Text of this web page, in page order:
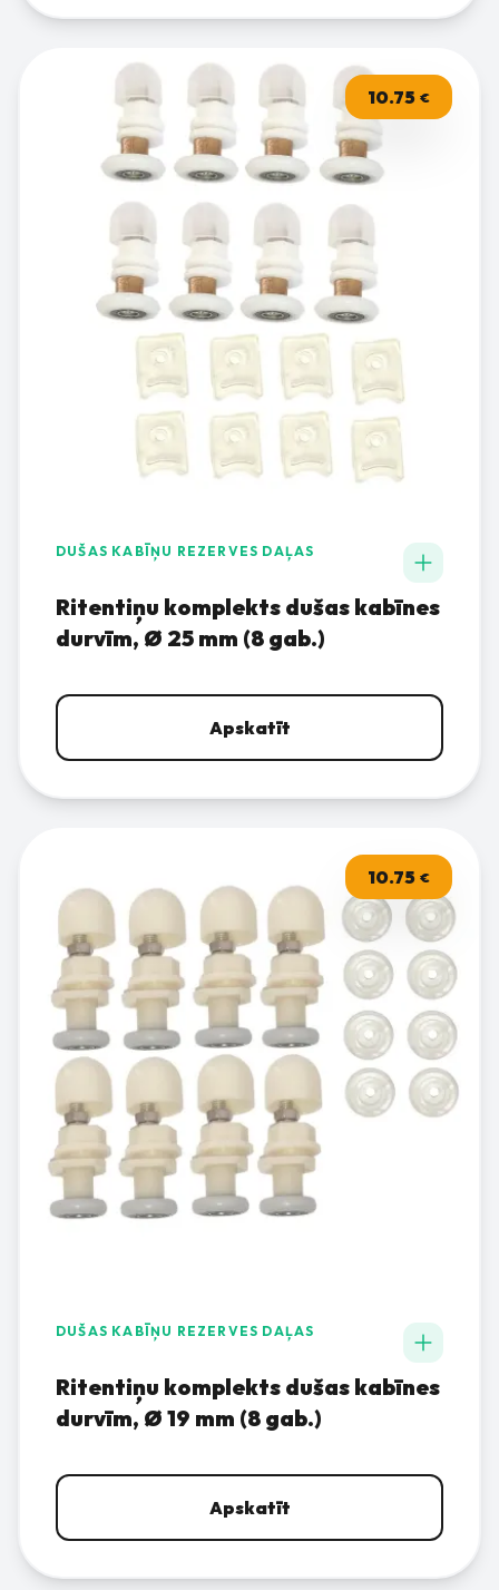
10.75 €
DUŠAS KABĪŅU REZERVES DAĻAS
Ritentiņu komplekts dušas kabīnes
durvīm, Ø 25 mm (8 gab.)
Apskatīt
10.75 €
DUŠAS KABĪŅU REZERVES DAĻAS
Ritentiņu komplekts dušas kabīnes
durvīm, Ø 19 mm (8 gab.)
Apskatīt